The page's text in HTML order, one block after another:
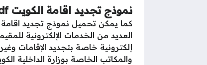
نموذج تجديد اقامة الكويت pdf عبر موقع وزارة الداخلية الكويتية
العديد من الخدمات الإلكترونية
إلكترونية خاصة بتجديد الإقامات